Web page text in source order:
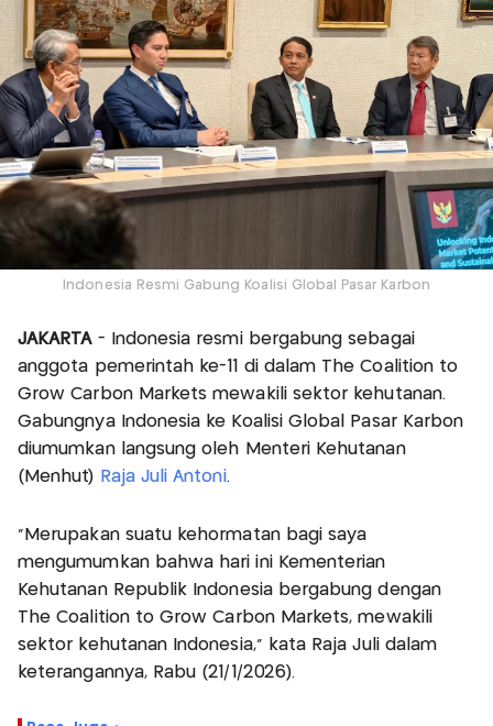
Indonesia Resmi Gabung Koalisi Global Pasar Karbon
JAKARTA - Indonesia resmi bergabung sebagai
anggota pemerintah ke-11 di dalam The Coalition to
Grow Carbon Markets mewakili sektor kehutanan.
Gabungnya Indonesia ke Koalisi Global Pasar Karbon
diumumkan langsung oleh Menteri Kehutanan
(Menhut) Raja Juli Antoni.
“Merupakan suatu kehormatan bagi saya
mengumumkan bahwa hari ini Kementerian
Kehutanan Republik Indonesia bergabung dengan
The Coalition to Grow Carbon Markets, mewakili
sektor kehutanan Indonesia," kata Raja Juli dalam
keterangannya, Rabu (21/1/2026).